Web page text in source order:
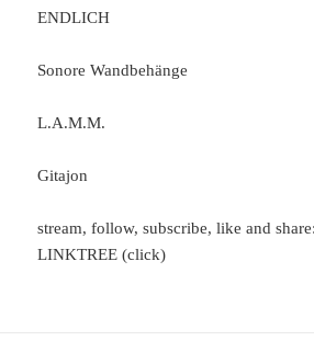
ENDLICH
Sonore Wandbehänge
L.A.M.M.
Gitajon
stream, follow, subscribe, like and share:
LINKTREE (click)